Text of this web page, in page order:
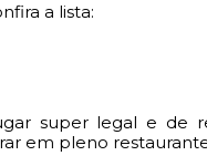
a lista:
super legal e de
em pleno